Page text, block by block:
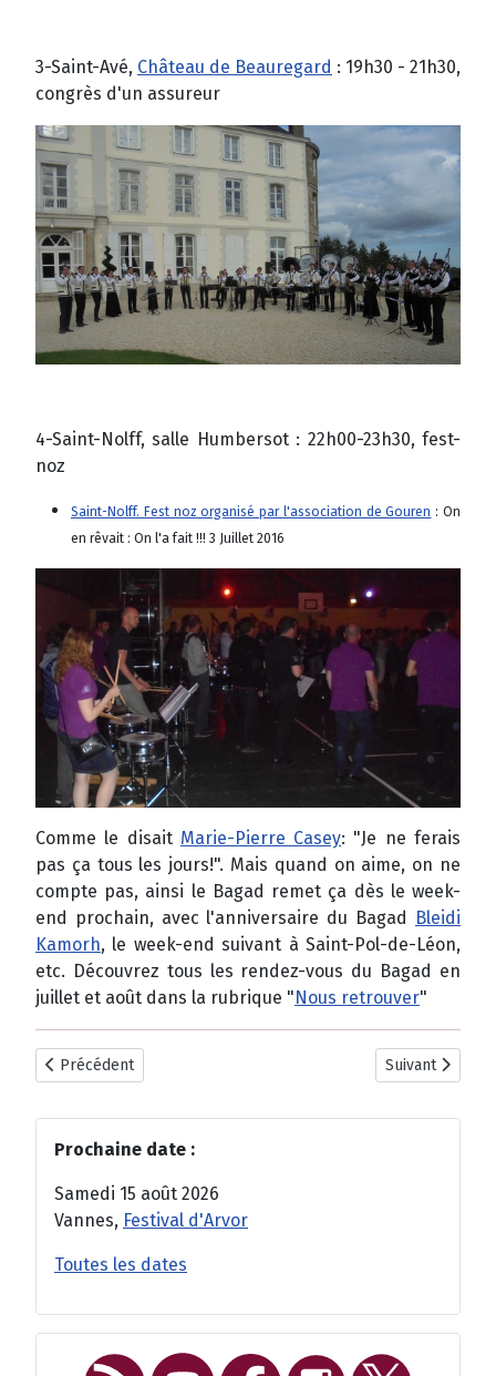
3-Saint-Avé, Château de Beauregard : 19h30 - 21h30,
congrès d'un assureur
4-Saint-Nolff, salle Humbersot : 22h00-23h30, fest-
noz
Saint-Nolff. Fest noz organisé par l'association de Gouren : On
en rêvait : On l'a fait !!! 3 Juillet 2016
Comme le disait Marie-Pierre Casey: "Je ne ferais
pas ça tous les jours!". Mais quand on aime, on ne
compte pas, ainsi le Bagad remet ça dès le week-
end prochain, avec l'anniversaire du Bagad Bleidi
Kamorh, le week-end suivant à Saint-Pol-de-Léon,
etc. Découvrez tous les rendez-vous du Bagad en
juillet et août dans la rubrique "Nous retrouver"
Article précédent : Le Bagadig Elven en finale du concours de
Précédent Article suivant
Suivant
Prochaine date :
Samedi 15 août 2026
Vannes, Festival d'Arvor
Toutes les dates